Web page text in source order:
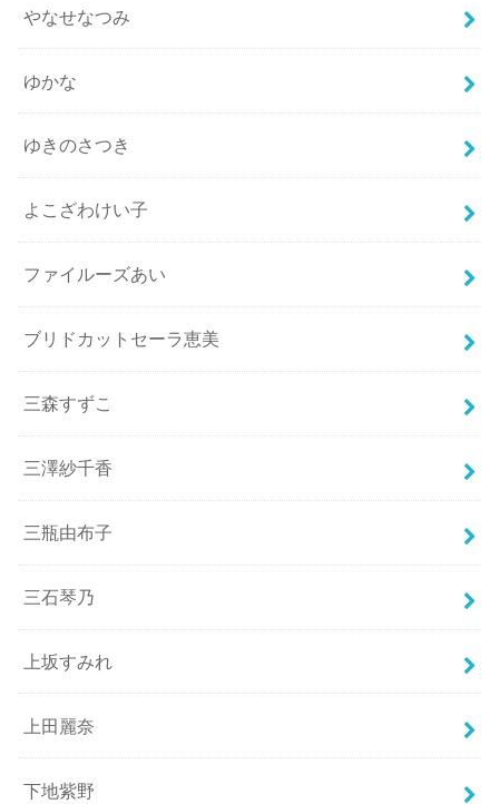
やなせなつみ
ゆかな
ゆきのさつき
よこざわけい子
ファイルーズあい
ブリドカットセーラ恵美
三森すずこ
三澤紗千香
三瓶由布子
三石琴乃
上坂すみれ
上田麗奈
下地紫野